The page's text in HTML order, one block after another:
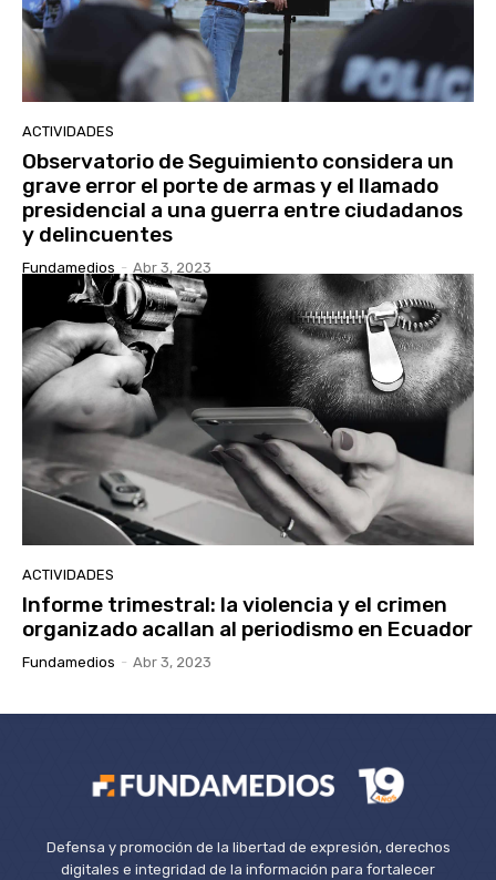
ACTIVIDADES
Observatorio de Seguimiento considera un
grave error el porte de armas y el llamado
presidencial a una guerra entre ciudadanos
y delincuentes
Fundamedios - Abr 3, 2023
ACTIVIDADES
Informe trimestral: la violencia y el crimen
organizado acallan al periodismo en Ecuador
Fundamedios - Abr 3, 2023
Defensa y promoción de la libertad de expresión, derechos
digitales e integridad de la información para fortalecer